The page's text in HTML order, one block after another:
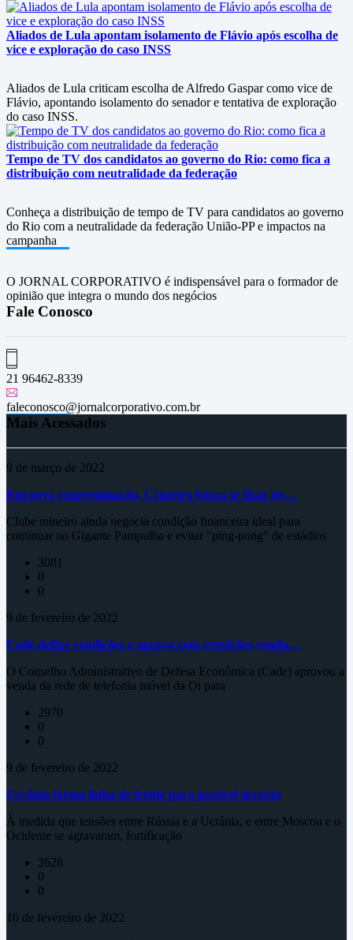
Aliados de Lula apontam isolamento de Flávio após escolha de
vice e exploração do caso INSS
Aliados de Lula criticam escolha de Alfredo Gaspar como vice de
Flávio, apontando isolamento do senador e tentativa de exploração
do caso INSS.
Tempo de TV dos candidatos ao governo do Rio: como fica a
distribuição com neutralidade da federação
Conheça a distribuição de tempo de TV para candidatos ao governo
do Rio com a neutralidade da federação União-PP e impactos na
campanha
O JORNAL CORPORATIVO é indispensável para o formador de
opinião que integra o mundo dos negócios
Fale Conosco
21 96462-8339
faleconosco@jornalcorporativo.com.br
Mais Acessados
9 de março de 2022
Em nova reaproximação, Cruzeiro busca se fixar no…
Clube mineiro ainda negocia condição financeira ideal para
continuar no Gigante Pampulha e evitar "ping-pong" de estádios
3081
0
0
9 de fevereiro de 2022
Cade define condições e aprova com restrições venda…
O Conselho Administrativo de Defesa Econômica (Cade) aprovou a
venda da rede de telefonia móvel da Oi para
2970
0
0
9 de fevereiro de 2022
Ucrânia forma linha de frente para possível invasão
À medida que tensões entre Rússia e a Ucrânia, e entre Moscou e o
Ocidente se agravaram, fortificação
2628
0
0
10 de fevereiro de 2022